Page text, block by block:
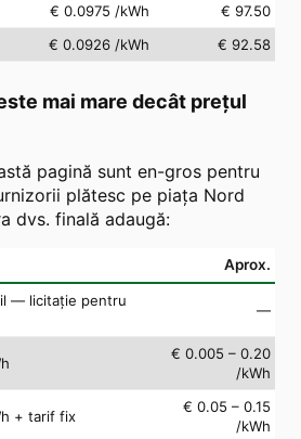
€ 0.0975 /kWh
€ 97.50
€ 0.0926 /kWh € 92.58
mai mare decât prețul
pagină sunt en-gros pentru
plătesc pe piața Nord
dvs. finală adaugă:
Aprox.
— licitație pentru
—
€ 0.005 – 0.20
/kWh
+ tarif fix
€ 0.05 – 0.15
/kWh